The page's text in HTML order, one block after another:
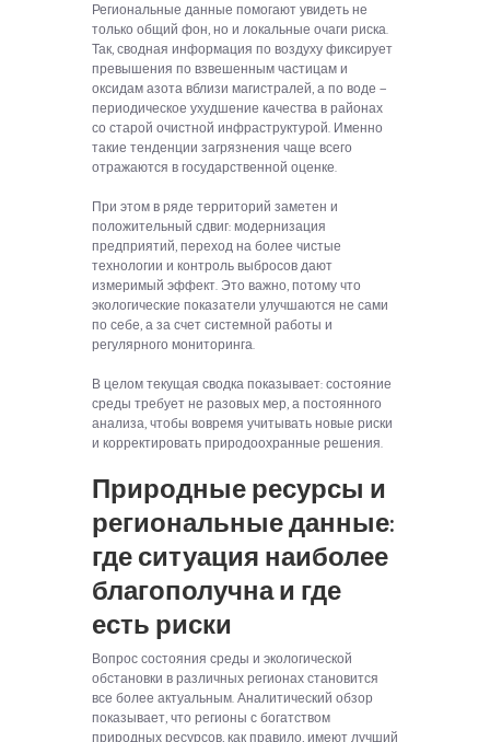
Региональные данные помогают увидеть не
только общий фон, но и локальные очаги риска.
Так, сводная информация по воздуху фиксирует
превышения по взвешенным частицам и
оксидам азота вблизи магистралей, а по воде —
периодическое ухудшение качества в районах
со старой очистной инфраструктурой. Именно
такие тенденции загрязнения чаще всего
отражаются в государственной оценке.
При этом в ряде территорий заметен и
положительный сдвиг: модернизация
предприятий, переход на более чистые
технологии и контроль выбросов дают
измеримый эффект. Это важно, потому что
экологические показатели улучшаются не сами
по себе, а за счет системной работы и
регулярного мониторинга.
В целом текущая сводка показывает: состояние
среды требует не разовых мер, а постоянного
анализа, чтобы вовремя учитывать новые риски
и корректировать природоохранные решения.
Природные ресурсы и
региональные данные:
где ситуация наиболее
благополучна и где
есть риски
Вопрос состояния среды и экологической
обстановки в различных регионах становится
все более актуальным. Аналитический обзор
показывает, что регионы с богатством
природных ресурсов, как правило, имеют лучший